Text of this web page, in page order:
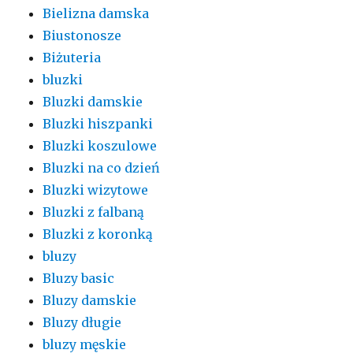
Bielizna damska
Biustonosze
Biżuteria
bluzki
Bluzki damskie
Bluzki hiszpanki
Bluzki koszulowe
Bluzki na co dzień
Bluzki wizytowe
Bluzki z falbaną
Bluzki z koronką
bluzy
Bluzy basic
Bluzy damskie
Bluzy długie
bluzy męskie